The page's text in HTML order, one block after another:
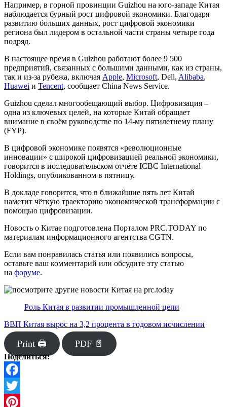
Например, в горной провинции Guizhou на юго-западе Китая
наблюдается бурный рост цифровой экономики. Благодаря
развитию больших данных, рост цифровой экономики
региона был лидером в остальной части страны четыре года
подряд.
В настоящее время в Guizhou работают более 9 500
предприятий, связанных с большими данными, как из страны,
так и из-за рубежа, включая Apple, Microsoft, Dell, Alibaba,
Huawei и Tencent, сообщает China News Service.
Guizhou сделал многообещающий выбор. Цифровизация –
одна из ключевых целей, на которые Китай обращает
внимание в своём руководстве по 14-му пятилетнему плану
(FYP).
В цифровой экономике появятся «революционные
инновации» с широкой цифровизацией реальной экономики,
говорится в исследовательском отчёте ICBC International
Holdings, опубликованном в пятницу.
В докладе говорится, что в ближайшие пять лет Китай
наметит чёткую траекторию экономической трансформации с
помощью цифровизации.
Новость о Китае подготовлена Порталом PRC.TODAY по
материалам информационного агентства CGTN.
Если вам понравилась статья или появились вопросы,
оставьте ваш комментарий или обсудите эту статью
на форуме.
Роль Китая в развитии промышленной цепи
ВВП Китая вырос на 3,2 процента в годовом исчислении
Print 🖨 PDF 📄
Поделиться:
Facebook
Twitter